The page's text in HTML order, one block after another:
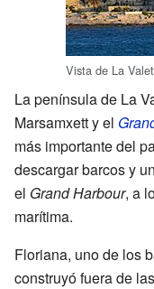
Vista de La
La península de La
Marsamxett y el
más importante del
descargar barcos y
el Grand Harbour, a
marítima.
Floriana, uno de los
construyó fuera de